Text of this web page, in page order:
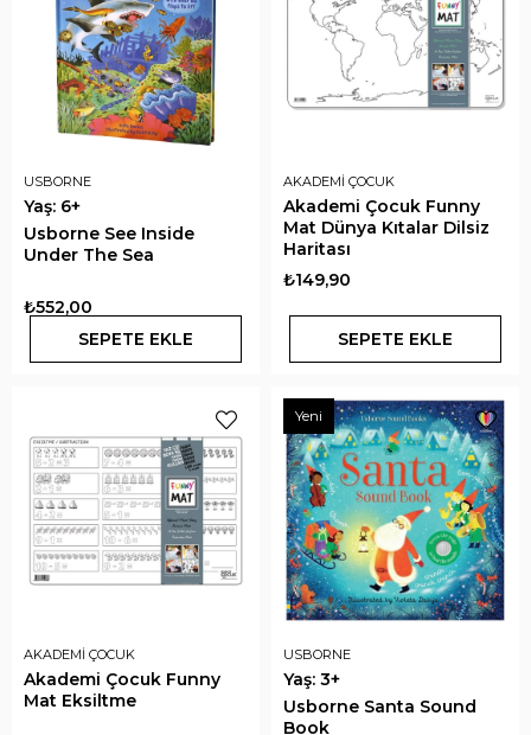
USBORNE
Yaş: 6+
Usborne See Inside
Under The Sea
₺552,00
SEPETE EKLE
AKADEMİ ÇOCUK
Akademi Çocuk Funny
Mat Dünya Kıtalar Dilsiz
Haritası
₺149,90
SEPETE EKLE
AKADEMİ ÇOCUK
Akademi Çocuk Funny
Mat Eksiltme
USBORNE
Yaş: 3+
Usborne Santa Sound
Book
Yeni